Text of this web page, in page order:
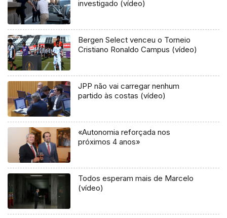
investigado (vídeo)
Bergen Select venceu o Torneio
Cristiano Ronaldo Campus (vídeo)
JPP não vai carregar nenhum
partido às costas (vídeo)
«Autonomia reforçada nos
próximos 4 anos»
Todos esperam mais de Marcelo
(vídeo)